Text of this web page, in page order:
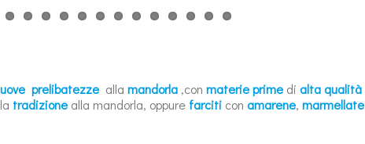
prelibatezze alla mandorla ,con materie prime di alta qualità
tradizione alla mandorla, oppure farciti con amarene, marmellate